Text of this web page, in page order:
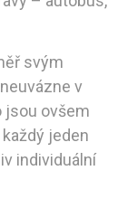
svým
v
jsou ovšem
jeden
individuální